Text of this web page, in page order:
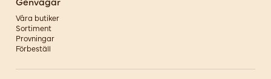
Våra butiker
Sortiment
Provningar
Förbeställ